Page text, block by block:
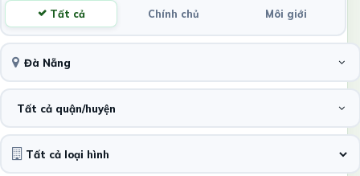
Tất cả Chính chủ Môi giới
Đà Nẵng
Tất cả quận/huyện